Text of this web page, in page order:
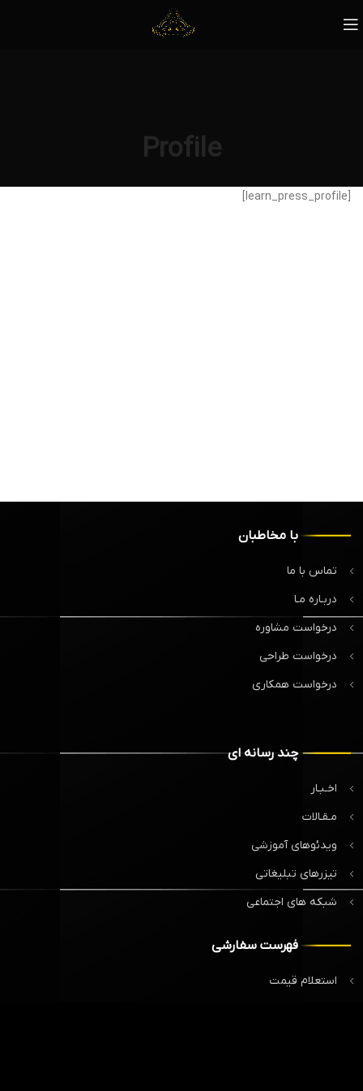
Profile
[learn_press_profile]
با مخاطبان
تماس با ما
دربـاره مـا
درخواست مشاوره
درخواست طراحی
درخواست همکاری
چند رسانه ای
اخـبـار
مـقـالات
ویدئوهای آموزشی
تیزرهای تبلیغاتی
شبکه های اجتماعی
فهرست سفارشی
استعلام قیمت